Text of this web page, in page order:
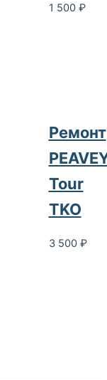
1 500 ₽
Ремонт
Tour
TKO
3 500 ₽